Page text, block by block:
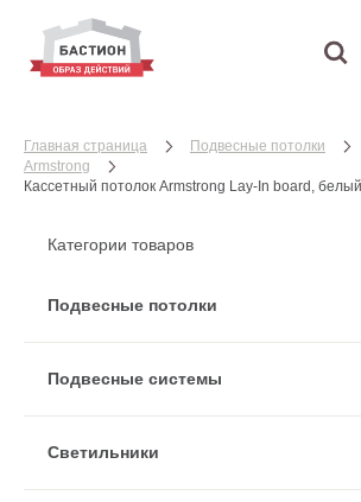
Главная страница Подвесные потолки
Armstrong
Кассетный потолок Armstrong Lay-In board,
Категории товаров
Подвесные потолки
Подвесные системы
Cветильники